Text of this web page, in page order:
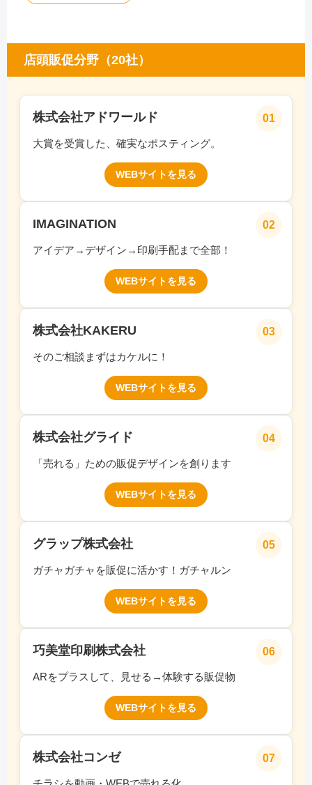
店頭販促分野（20社）
01
株式会社アドワールド
大賞を受賞した、確実なポスティング。
WEBサイトを見る
02
IMAGINATION
アイデア→デザイン→印刷手配まで全部！
WEBサイトを見る
03
株式会社KAKERU
そのご相談まずはカケルに！
WEBサイトを見る
04
株式会社グライド
「売れる」ための販促デザインを創ります
WEBサイトを見る
05
グラップ株式会社
ガチャガチャを販促に活かす！ガチャルン
WEBサイトを見る
06
巧美堂印刷株式会社
ARをプラスして、見せる→体験する販促物
WEBサイトを見る
07
株式会社コンゼ